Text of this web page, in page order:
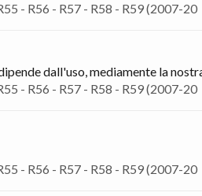
- R56 - R57 - R58 - R59 (2007-20
dall'uso, mediamente la
- R56 - R57 - R58 - R59 (2007-20
- R56 - R57 - R58 - R59 (2007-20